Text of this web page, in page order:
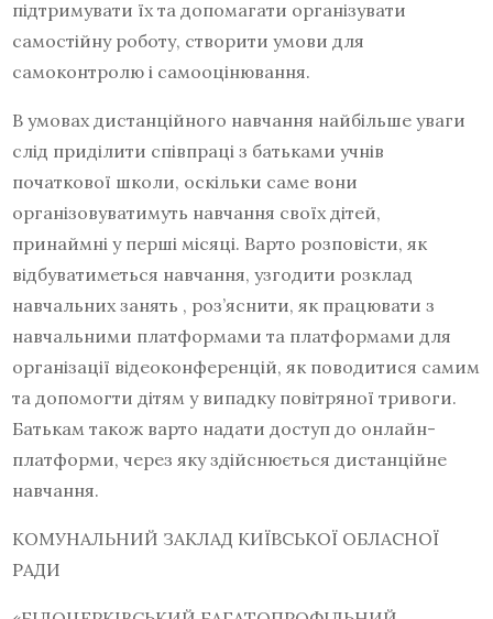
підтримувати їх та допомагати організувати
самостійну роботу, створити умови для
самоконтролю і самооцінювання.
В умовах дистанційного навчання найбільше уваги
слід приділити співпраці з батьками учнів
початкової школи, оскільки саме вони
організовуватимуть навчання своїх дітей,
принаймні у перші місяці. Варто розповісти, як
відбуватиметься навчання, узгодити розклад
навчальних занять , роз’яснити, як працювати з
навчальними платформами та платформами для
організації відеоконференцій, як поводитися самим
та допомогти дітям у випадку повітряної тривоги.
Батькам також варто надати доступ до онлайн-
платформи, через яку здійснюється дистанційне
навчання.
КОМУНАЛЬНИЙ ЗАКЛАД КИЇВСЬКОЇ ОБЛАСНОЇ
РАДИ